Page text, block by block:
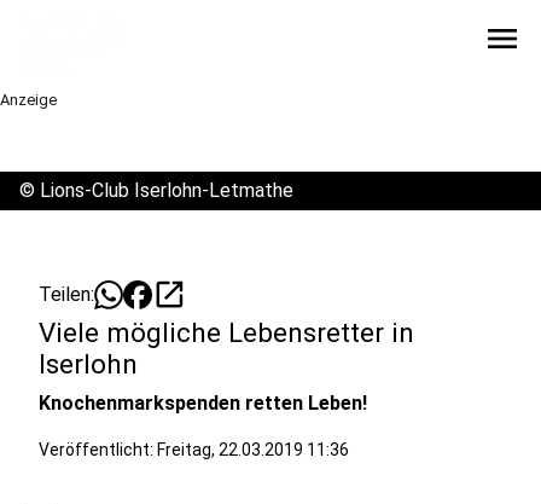
menu
Anzeige
© Lions-Club Iserlohn-Letmathe
Teilen: open_in_new
Viele mögliche Lebensretter in
Iserlohn
Knochenmarkspenden retten Leben!
Veröffentlicht: Freitag, 22.03.2019 11:36